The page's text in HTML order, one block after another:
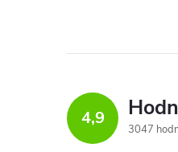
4,9
3047